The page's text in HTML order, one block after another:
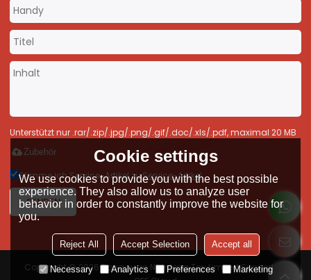
Unterstützt nur .rar/.zip/.jpg/.png/.gif/.doc/.xls/.pdf, maximal 20 MB
Zubehör
Stimme ich Service-Artikel zu,Service-Artikel
SENDEN
Copyright © 2026Dongguan Nianfeng Toy LimitedSupport By
Cookie settings
We use cookies to provide you with the best possible
experience. They also allow us to analyze user
behavior in order to constantly improve the website for
you.
Reject All Accept Selection Accept all
Necessary Analytics Preferences Marketing